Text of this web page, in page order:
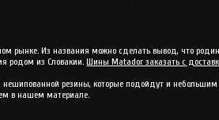
рынке. Из названия можно сделать вывод, что
родом из Словакии.Шины Matador заказать с
резины, которые подойдут и
в нашем материале.